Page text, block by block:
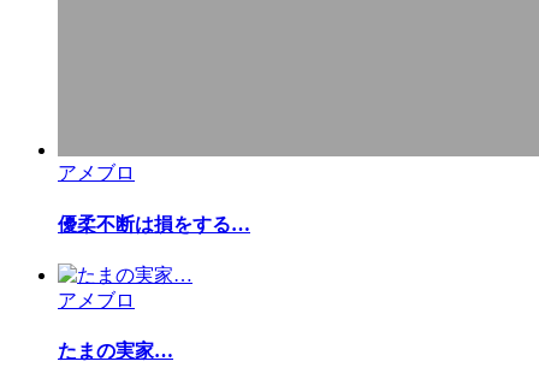
アメブロ
優柔不断は損をする…
アメブロ
たまの実家…